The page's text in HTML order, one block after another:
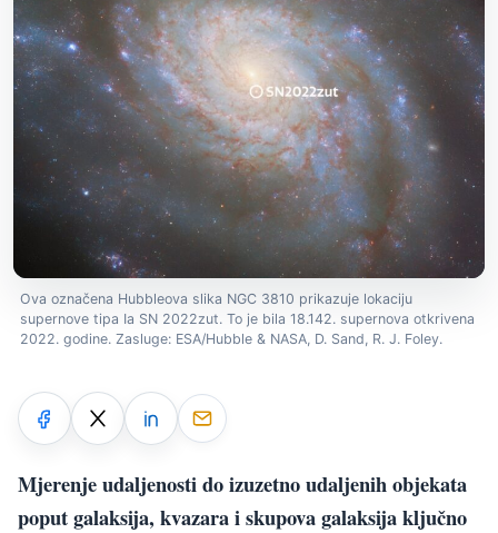
Ova označena Hubbleova slika NGC 3810 prikazuje lokaciju
supernove tipa Ia SN 2022zut. To je bila 18.142. supernova otkrivena
2022. godine. Zasluge: ESA/Hubble & NASA, D. Sand, R. J. Foley.
Mjerenje udaljenosti do izuzetno udaljenih objekata
poput galaksija, kvazara i skupova galaksija ključno